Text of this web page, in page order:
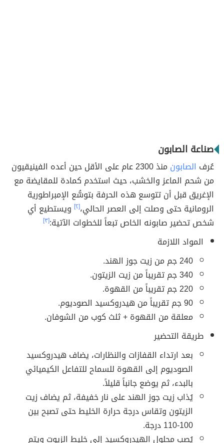
صناعة الصابون
عُرف الصابون
منذ 2300 عام على الأقل حين أعده الفينيقيون
من شحم الماعز والخشب، حيث استخدم كمادة للمقايضة مع
الإغريق قبل أن تتوسع هذه الحرفة بتوسُّع الإمبراطورية
الرومانية حتى وصلت إلى العصر الحالي،[٢]
ويستطيع أي
شخص تحضير صابونه الخاص تبعاً للخطوات الآتية:[٣]
المواد اللازمة
240 جم من زيت جوز الهند.
340 جم تقريباً من زيت الزيتون.
220 جم تقريباً من القهوة.
90 جم تقريباً من هيدروكسيد الصوديوم.
معلقة من القهوة + ثلث كوب من الشوفان.
طريقة التحضير
بعد ارتداء القفازات والنظارات، يضاف هيدروكسيد
الصوديوم إلى القهوة للسماح للتفاعل الكيميائي
بالبدء، ثم يوضع جانباً قليلاً.
يُذاب زيت جوز الهند على نار خفيفة، ثم يضاف زيت
الزيتون وتقاس درجة حرارة الخليط حتى تصبح بين
100-110 درجة.
يُصب محلول الهيدروكسيد إلى خليط الزيوت ويتم